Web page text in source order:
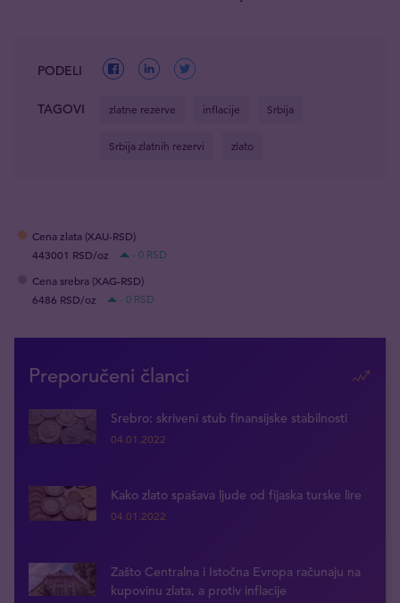
PODELI
TAGOVI zlatne rezerve inflacije Srbija
Srbija zlatnih rezervi zlato
Cena zlata (XAU-RSD)
443001 RSD/oz
- 0 RSD
Cena srebra (XAG-RSD)
6486 RSD/oz
- 0 RSD
Preporučeni članci
Srebro: skriveni stub finansijske stabilnosti
04.01.2022
Kako zlato spašava ljude od fijaska turske lire
04.01.2022
Zašto Centralna i Istočna Evropa računaju na
kupovinu zlata, a protiv inflacije